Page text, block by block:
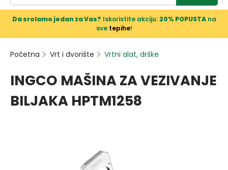
Da srolamo jedan za Vas? Iskoristite akciju: 20% POPUSTAna
sve tepihe!
Početna Vrt i dvorište Vrtni alat, drške
INGCO MAŠINA ZA VEZIVANJE
BILJAKA HPTM1258